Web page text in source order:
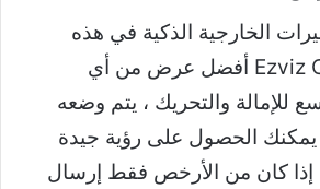
الخارجية الذكية في هذه
Ezviz أفضل عرض من أي
للإمالة والتحريك ، يتم وضعه
الحصول على رؤية جيدة
إذا كان من الأرخص فقط إرسال